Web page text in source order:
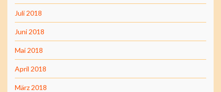
Juli 2018
Juni 2018
Mai 2018
April 2018
März 2018